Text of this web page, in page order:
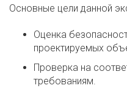
Основные цели данной
Оценка
проектируемых
Проверка на
требованиям.